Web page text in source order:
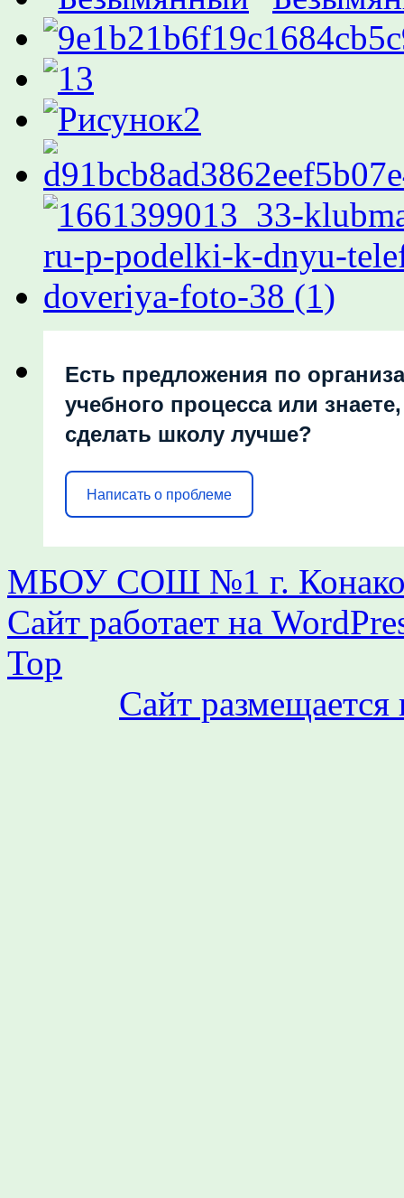
Есть предложения по
учебного процесса или знаете,
сделать школу лучше?
Написать о проблеме
МБОУ СОШ №1 г.
Сайт работает на
Top
Сайт размещается